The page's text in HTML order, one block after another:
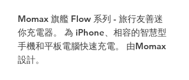
Momax 旗艦 Flow 系列 - 旅行友善迷
你充電器。 為 iPhone、相容的智慧型
手機和平板電腦快速充電。 由Momax
設計。